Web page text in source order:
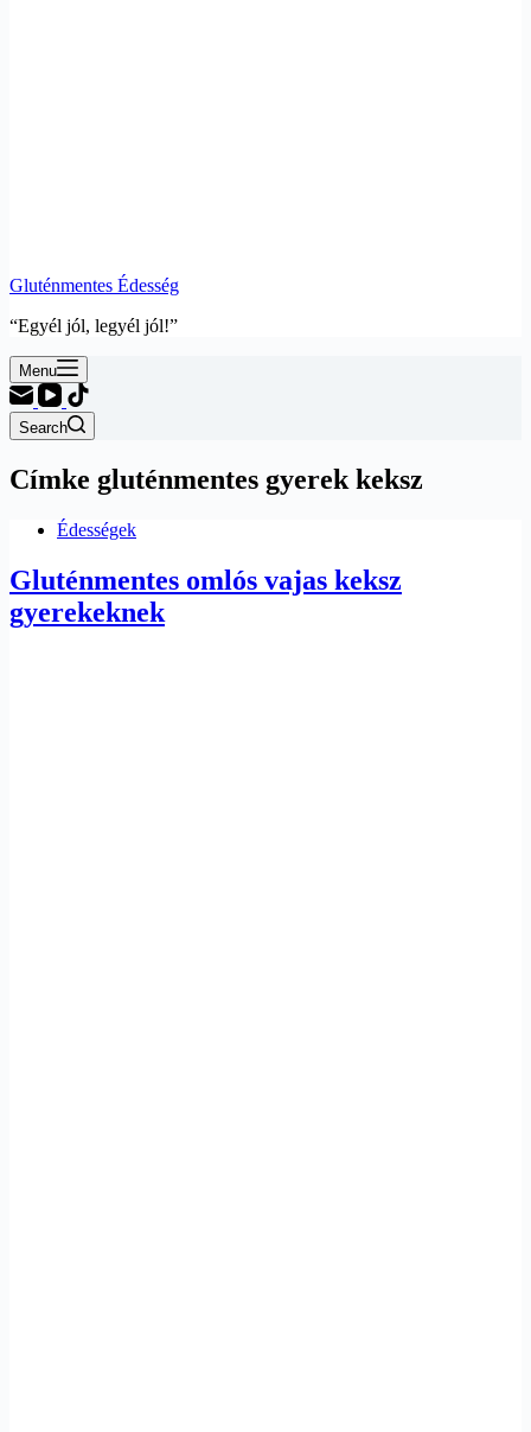
Gluténmentes Édesség
“Egyél jól, legyél jól!”
Menu
Search
Címke gluténmentes gyerek keksz
Édességek
Gluténmentes omlós vajas keksz
gyerekeknek